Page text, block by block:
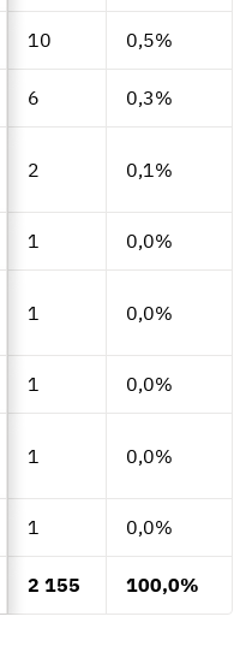
10 0,5%
6 0,3%
2 0,1%
1 0,0%
1 0,0%
1 0,0%
1 0,0%
1 0,0%
2 155 100,0%